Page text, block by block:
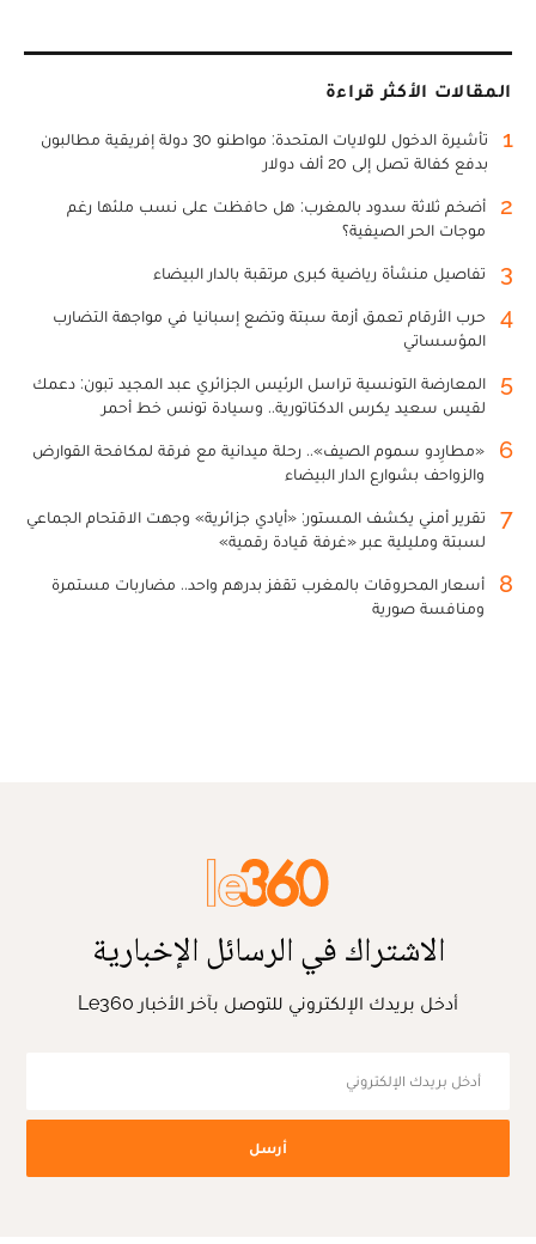
المقالات الأكثر قراءة
1
تأشيرة الدخول للولايات المتحدة: مواطنو 30 دولة إفريقية مطالبون
بدفع كفالة تصل إلى 20 ألف دولار
2
أضخم ثلاثة سدود بالمغرب: هل حافظت على نسب ملئها رغم
موجات الحر الصيفية؟
3 تفاصيل منشأة رياضية كبرى مرتقبة بالدار البيضاء
4
حرب الأرقام تعمق أزمة سبتة وتضع إسبانيا في مواجهة التضارب
المؤسساتي
5
المعارضة التونسية تراسل الرئيس الجزائري عبد المجيد تبون: دعمك
لقيس سعيد يكرس الدكتاتورية.. وسيادة تونس خط أحمر
6
«مطارِدو سموم الصيف».. رحلة ميدانية مع فرقة لمكافحة القوارض
والزواحف بشوارع الدار البيضاء
7
تقرير أمني يكشف المستور: «أيادي جزائرية» وجهت الاقتحام الجماعي
لسبتة ومليلية عبر «غرفة قيادة رقمية»
8
أسعار المحروقات بالمغرب تقفز بدرهم واحد.. مضاربات مستمرة
ومنافسة صورية
الاشتراك في الرسائل الإخبارية
أدخل بريدك الإلكتروني للتوصل بآخر الأخبار Le360
أرسل